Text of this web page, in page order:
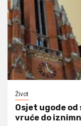
Život
Osjet ugode od
vruće do